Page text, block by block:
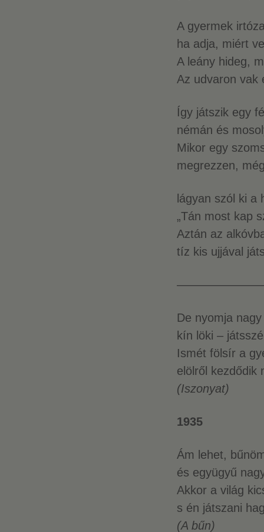
A gyermek
ha adja, miért
A leány hideg,
Az udvaron vak
Így játszik egy
némán és
Mikor egy
megrezzen,
lágyan szól ki a
„Tán most kap
Aztán az
tíz kis ujjával
De nyomja
kín löki –
Ismét fölsír a
elölről kezdődik
(Iszonyat)
1935
Ám lehet,
és együgyű
Akkor a világ
s én játszani
(A bűn)